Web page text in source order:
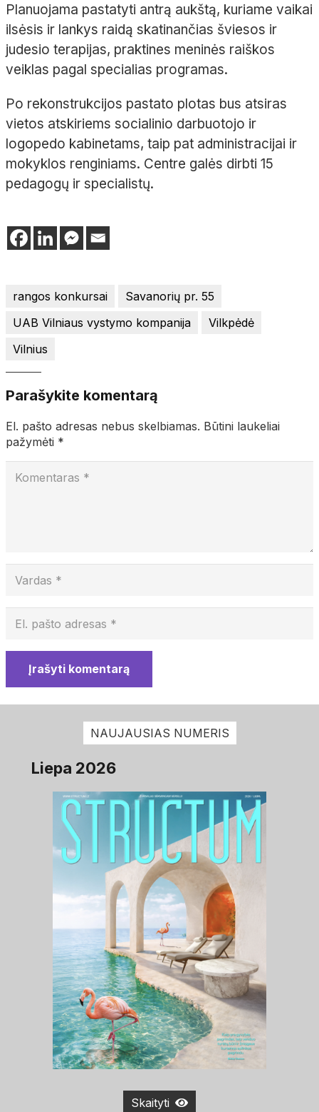
Planuojama pastatyti antrą aukštą, kuriame vaikai
ilsėsis ir lankys raidą skatinančias šviesos ir
judesio terapijas, praktines meninės raiškos
veiklas pagal specialias programas.
Po rekonstrukcijos pastato plotas bus atsiras
vietos atskiriems socialinio darbuotojo ir
logopedo kabinetams, taip pat administracijai ir
mokyklos renginiams. Centre galės dirbti 15
pedagogų ir specialistų.
rangos konkursai
Savanorių pr. 55
UAB Vilniaus vystymo kompanija
Vilkpėdė
Vilnius
Parašykite komentarą
El. pašto adresas nebus skelbiamas. Būtini laukeliai
pažymėti *
Įrašyti komentarą
NAUJAUSIAS NUMERIS
Liepa 2026
Skaityti